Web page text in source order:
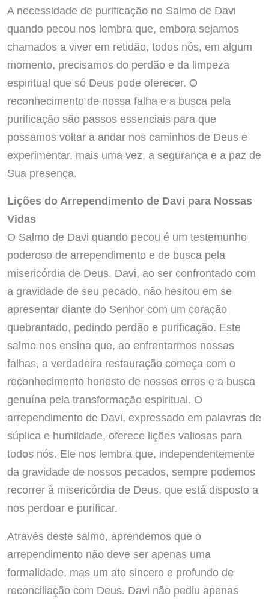
A necessidade de purificação no Salmo de Davi
quando pecou nos lembra que, embora sejamos
chamados a viver em retidão, todos nós, em algum
momento, precisamos do perdão e da limpeza
espiritual que só Deus pode oferecer. O
reconhecimento de nossa falha e a busca pela
purificação são passos essenciais para que
possamos voltar a andar nos caminhos de Deus e
experimentar, mais uma vez, a segurança e a paz de
Sua presença.
Lições do Arrependimento de Davi para Nossas
Vidas
O Salmo de Davi quando pecou é um testemunho
poderoso de arrependimento e de busca pela
misericórdia de Deus. Davi, ao ser confrontado com
a gravidade de seu pecado, não hesitou em se
apresentar diante do Senhor com um coração
quebrantado, pedindo perdão e purificação. Este
salmo nos ensina que, ao enfrentarmos nossas
falhas, a verdadeira restauração começa com o
reconhecimento honesto de nossos erros e a busca
genuína pela transformação espiritual. O
arrependimento de Davi, expressado em palavras de
súplica e humildade, oferece lições valiosas para
todos nós. Ele nos lembra que, independentemente
da gravidade de nossos pecados, sempre podemos
recorrer à misericórdia de Deus, que está disposto a
nos perdoar e purificar.
Através deste salmo, aprendemos que o
arrependimento não deve ser apenas uma
formalidade, mas um ato sincero e profundo de
reconciliação com Deus. Davi não pediu apenas